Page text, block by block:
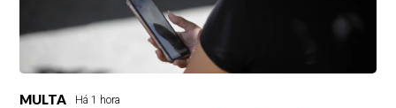
MULTA Há 1 hora